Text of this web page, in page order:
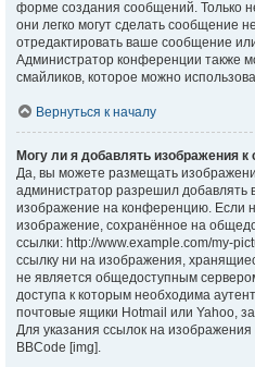
форме создания сообщений. Только
они легко могут сделать сообщение
отредактировать ваше сообщение
Администратор конференции также
смайликов, которое можно
Вернуться к началу
Могу ли я добавлять изображения
Да, вы можете размещать
администратор разрешил добавлять
изображение на конференцию. Если
изображение, сохранённое на
ссылки: http://www.example.com/my-
ссылку ни на изображения,
не является общедоступным
доступа к которым необходима
почтовые ящики Hotmail или Yahoo,
Для указания ссылок на
BBCode [img].